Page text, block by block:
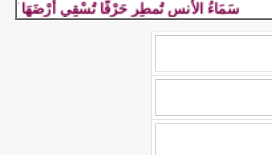
سَمَاءُ الأُنسِ تُمطِر حَرْفًا تُسْقِي أرْضَهَا كلِمة